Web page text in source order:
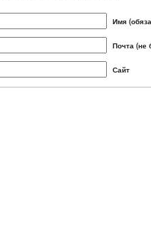
Имя
Почта (не
Сайт